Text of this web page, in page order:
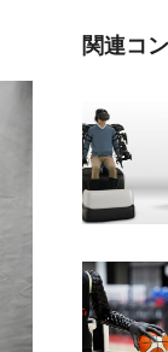
関連コ